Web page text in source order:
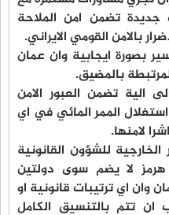
تضمن امن الملاحة
بالامن القومي الايراني.
بصورة ايجابية وان عمان
بالمضيق.
الية تضمن العبور الامن
الممر المائي في اي
لامنها.
للشؤون القانونية
لا يضم سوى دولتين
وان اي ترتيبات قانونية او
تتم بالتنسيق الكامل